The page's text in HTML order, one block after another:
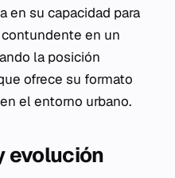
en su capacidad para
en un
la posición
ofrece su formato
el entorno urbano.
evolución